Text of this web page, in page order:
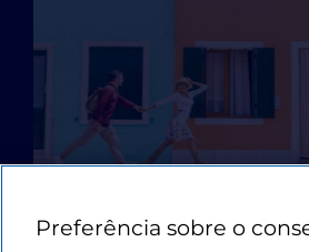
Preferência sobre o